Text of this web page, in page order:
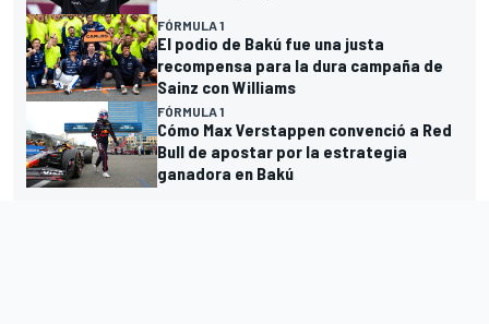
FÓRMULA 1
El podio de Bakú fue una justa
recompensa para la dura campaña de
Sainz con Williams
FÓRMULA 1
Cómo Max Verstappen convenció a Red
Bull de apostar por la estrategia
ganadora en Bakú